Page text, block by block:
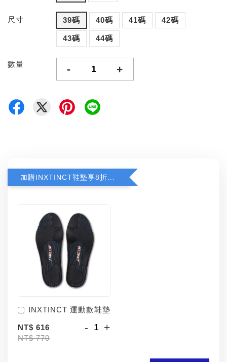
尺寸 39碼 40碼 41碼 42碼
43碼 44碼
數量 - +
INXTINCT 運動款鞋墊
NT$ 616
NT$ 770
- +